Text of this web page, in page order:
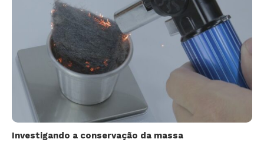
Investigando a conservação da massa